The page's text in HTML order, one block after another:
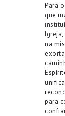
Para
que
na
para